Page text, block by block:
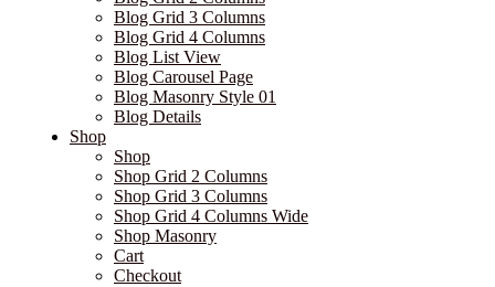
Blog Grid 3 Columns
Blog Grid 4 Columns
Blog List View
Blog Carousel Page
Blog Masonry Style 01
Blog Details
Shop
Shop
Shop Grid 2 Columns
Shop Grid 3 Columns
Shop Grid 4 Columns Wide
Shop Masonry
Cart
Checkout